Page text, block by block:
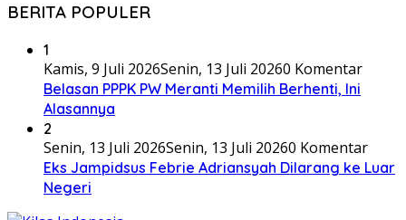
BERITA POPULER
1
Kamis, 9 Juli 2026Senin, 13 Juli 20260 Komentar
Belasan PPPK PW Meranti Memilih Berhenti, Ini
Alasannya
2
Senin, 13 Juli 2026Senin, 13 Juli 20260 Komentar
Eks Jampidsus Febrie Adriansyah Dilarang ke Luar
Negeri